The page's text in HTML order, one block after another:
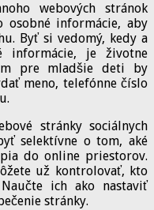
webových stránok
informácie, aby
Byť si vedomý, kedy a
informácie, je životne
pre mladšie deti by
meno, telefónne číslo
stránky sociálnych
selektívne o tom, aké
do online priestorov.
už kontrolovať, kto
ich ako nastaviť
stránky.